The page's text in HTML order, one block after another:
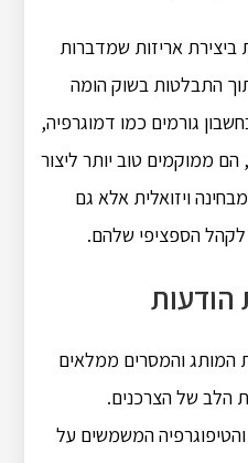
אריזות שמדברות
התבלטות בשוק הומה
גורמים כמו דמוגרפיה,
הם ממוקמים טוב יותר ליצור
ויזואלית אלא גם
הספציפי שלהם.
הודעות
המותג והמסרים ממלאים
הלב של הצרכנים.
המשמשים על